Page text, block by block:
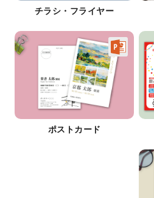
チラシ・フライヤー
ポストカード